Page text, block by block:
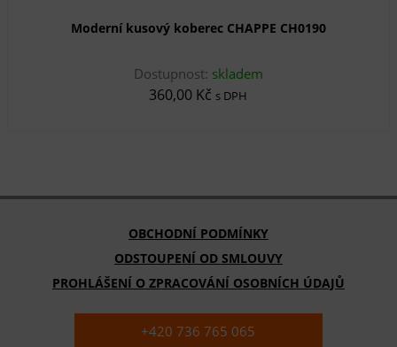
Moderní kusový koberec CHAPPE CH0190
Dostupnost: skladem
360,00 Kč s DPH
OBCHODNÍ PODMÍNKY
ODSTOUPENÍ OD SMLOUVY
PROHLÁŠENÍ O ZPRACOVÁNÍ OSOBNÍCH ÚDAJŮ
+420 736 765 065